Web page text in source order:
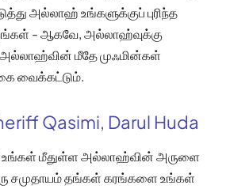
அல்லாஹ் உங்களுக்குப் புரிந்த
- ஆகவே, அல்லாஹ்வுக்கு
மீதே முஃமின்கள்
வைக்கட்டும்.
Qasimi, Darul Huda
உங்கள் மீதுள்ள அல்லாஹ்வின் அருளை
சமுதாயம் தங்கள் கரங்களை உங்கள்